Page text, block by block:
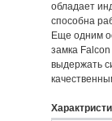
обладает
способна
Еще одним
замка
выдержать